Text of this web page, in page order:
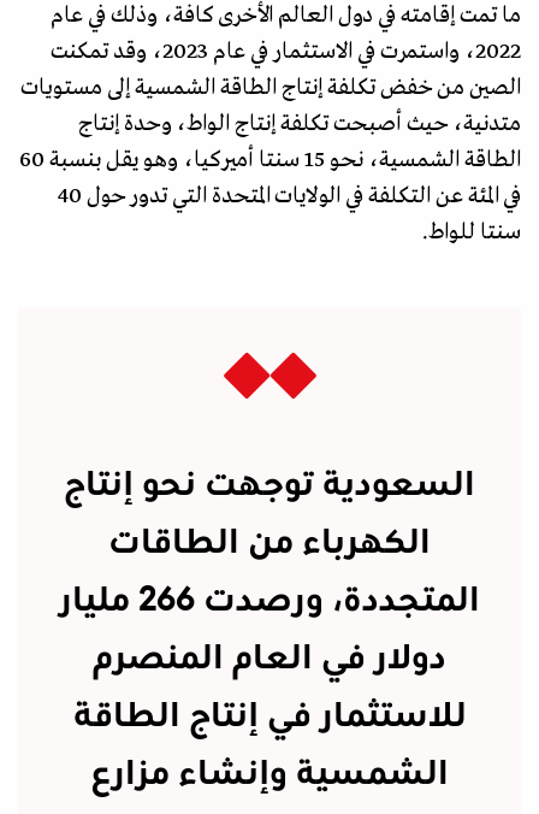
ما تمت إقامته في دول العالم الأخرى كافة، وذلك في عام
2022، واستمرت في الاستثمار في عام 2023، وقد تمكنت
الصين من خفض تكلفة إنتاج الطاقة الشمسية إلى مستويات
متدنية، حيث أصبحت تكلفة إنتاج الواط، وحدة إنتاج
الطاقة الشمسية، نحو 15 سنتا أميركيا، وهو يقل بنسبة 60
في المئة عن التكلفة في الولايات المتحدة التي تدور حول 40
سنتا للواط.
السعودية توجهت نحو إنتاج
الكهرباء من الطاقات
المتجددة، ورصدت 266 مليار
دولار في العام المنصرم
للاستثمار في إنتاج الطاقة
الشمسية وإنشاء مزارع